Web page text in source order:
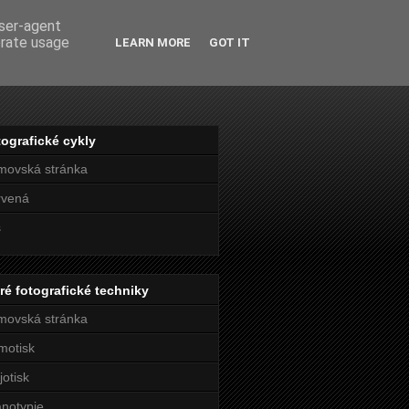
cykly
stránka
fotografické techniky
stránka
agent
usage
LEARN MORE GOT IT